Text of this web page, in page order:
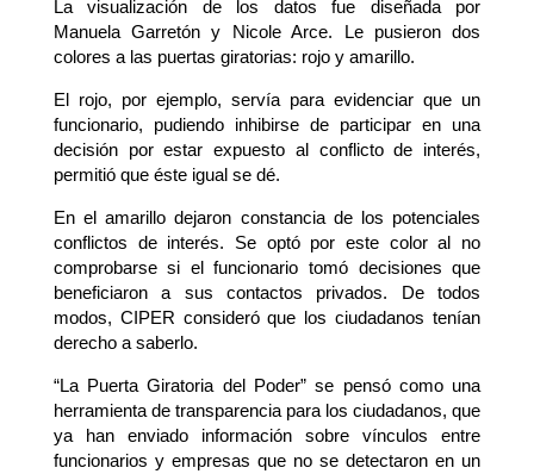
La visualización de los datos fue diseñada por
Manuela Garretón y Nicole Arce. Le pusieron dos
colores a las puertas giratorias: rojo y amarillo.
El rojo, por ejemplo, servía para evidenciar que un
funcionario, pudiendo inhibirse de participar en una
decisión por estar expuesto al conflicto de interés,
permitió que éste igual se dé.
En el amarillo dejaron constancia de los potenciales
conflictos de interés. Se optó por este color al no
comprobarse si el funcionario tomó decisiones que
beneficiaron a sus contactos privados. De todos
modos, CIPER consideró que los ciudadanos tenían
derecho a saberlo.
“La Puerta Giratoria del Poder” se pensó como una
herramienta de transparencia para los ciudadanos, que
ya han enviado información sobre vínculos entre
funcionarios y empresas que no se detectaron en un